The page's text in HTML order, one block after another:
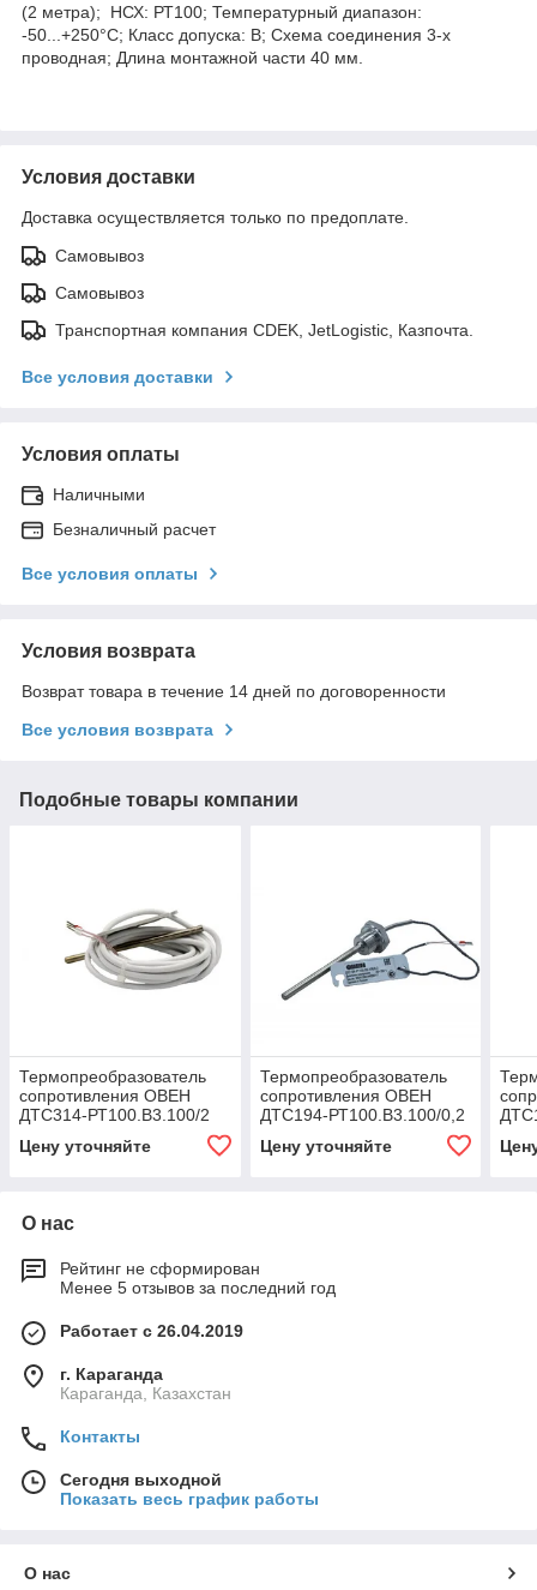
(2 метра); НСХ: РТ100; Температурный диапазон:
-50...+250°C; Класс допуска: В; Схема соединения 3-х
проводная; Длина монтажной части 40 мм.
Условия доставки
Доставка осуществляется только по предоплате.
Самовывоз
Самовывоз
Транспортная компания CDEK, JetLogistic, Казпочта.
Все условия доставки
Условия оплаты
Наличными
Безналичный расчет
Все условия оплаты
Условия возврата
Возврат товара в течение 14 дней по договоренности
Все условия возврата
Подобные товары компании
Термопреобразователь
сопротивления ОВЕН
ДТС314-РТ100.В3.100/2
Цену уточняйте
Термопреобразователь
сопротивления ОВЕН
ДТС194-РТ100.В3.100/0,2
Цену уточняйте
О нас
Рейтинг не сформирован
Менее 5 отзывов за последний год
Работает с 26.04.2019
г. Караганда
Караганда, Казахстан
Контакты
Сегодня выходной
Показать весь график работы
О нас